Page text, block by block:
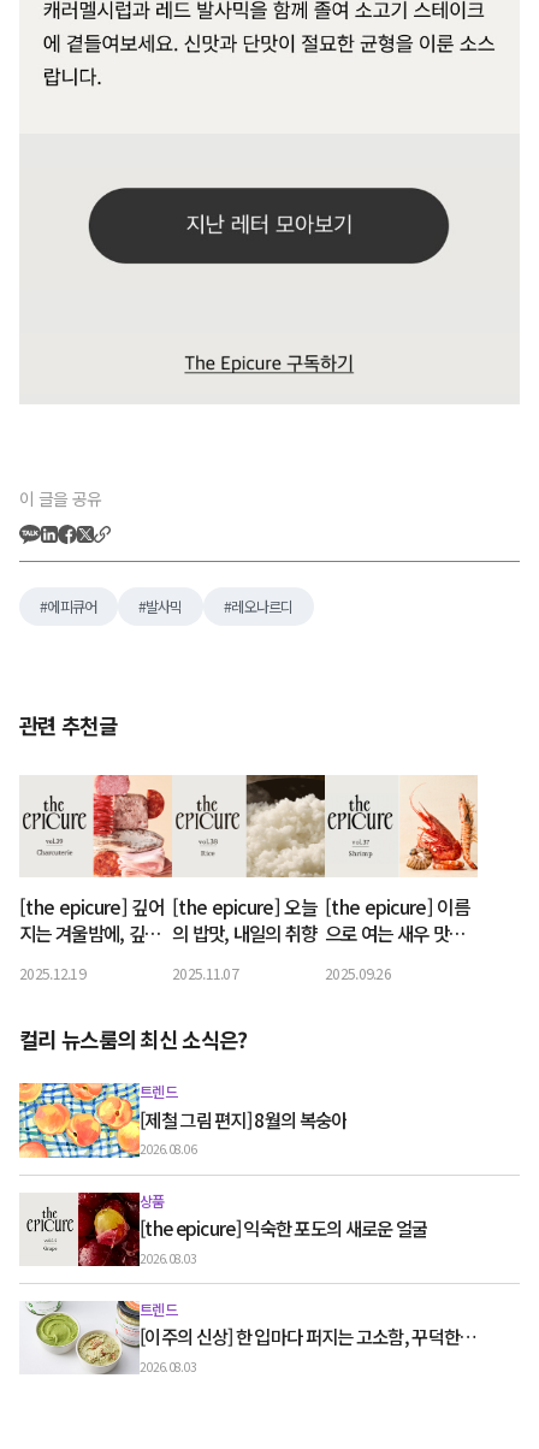
이 글을 공유
에피큐어 발사믹 레오나르디
관련 추천글
[the epicure] 깊어
지는 겨울밤에, 깊은
2025.12.19
[the epicure] 오늘
의 밥맛, 내일의 취향
2025.11.07
[the epicure] 이름
으로 여는 새우 맛의
2025.09.26
컬리 뉴스룸의 최신 소식은?
트렌드
[제철 그림 편지] 8월의 복숭아
2026.08.06
상품
[the epicure] 익숙한 포도의 새로운 얼굴
2026.08.03
트렌드
[이주의 신상] 한 입마다 퍼지는 고소함, 꾸덕한
그릭요거트와 우유 디저트
2026.08.03